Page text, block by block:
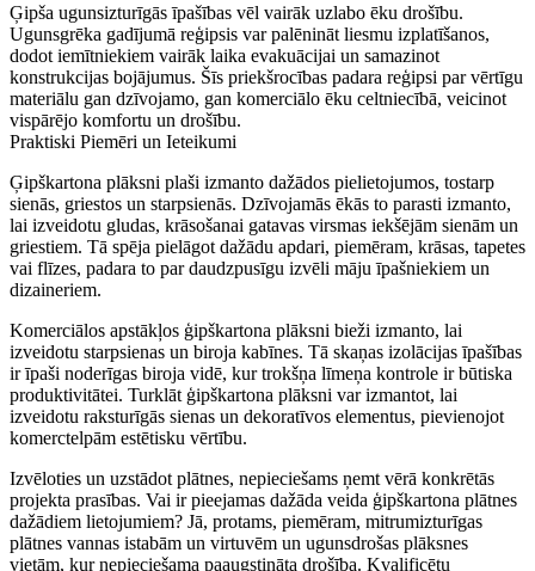
Ģipša ugunsizturīgās īpašības vēl vairāk uzlabo ēku drošību.
Ugunsgrēka gadījumā reģipsis var palēnināt liesmu izplatīšanos,
dodot iemītniekiem vairāk laika evakuācijai un samazinot
konstrukcijas bojājumus. Šīs priekšrocības padara reģipsi par vērtīgu
materiālu gan dzīvojamo, gan komerciālo ēku celtniecībā, veicinot
vispārējo komfortu un drošību.
Praktiski Piemēri un Ieteikumi
Ģipškartona plāksni plaši izmanto dažādos pielietojumos, tostarp
sienās, griestos un starpsienās. Dzīvojamās ēkās to parasti izmanto,
lai izveidotu gludas, krāsošanai gatavas virsmas iekšējām sienām un
griestiem. Tā spēja pielāgot dažādu apdari, piemēram, krāsas, tapetes
vai flīzes, padara to par daudzpusīgu izvēli māju īpašniekiem un
dizaineriem.
Komerciālos apstākļos ģipškartona plāksni bieži izmanto, lai
izveidotu starpsienas un biroja kabīnes. Tā skaņas izolācijas īpašības
ir īpaši noderīgas biroja vidē, kur trokšņa līmeņa kontrole ir būtiska
produktivitātei. Turklāt ģipškartona plāksni var izmantot, lai
izveidotu raksturīgās sienas un dekoratīvos elementus, pievienojot
komerctelpām estētisku vērtību.
Izvēloties un uzstādot plātnes, nepieciešams ņemt vērā konkrētās
projekta prasības. Vai ir pieejamas dažāda veida ģipškartona plātnes
dažādiem lietojumiem? Jā, protams, piemēram, mitrumizturīgas
plātnes vannas istabām un virtuvēm un ugunsdrošas plāksnes
vietām, kur nepieciešama paaugstināta drošība. Kvalificētu